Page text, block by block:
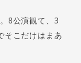
8公演観て、3
そこだけはまあ